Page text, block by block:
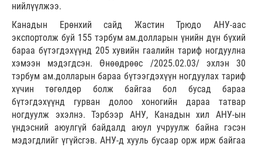
нийлүүлжээ.
Канадын Ерөнхий сайд Жастин Трюдо АНУ-аас
экспортолж буй 155 тэрбум ам.долларын үнийн дүн бүхий
бараа бүтэгдэхүүнд 205 хувийн гаалийн тариф ногдуулна
хэмээн мэдэгдсэн. Өнөөдрөөс /2025.02.03/ эхлэн 30
тэрбум ам.долларын бараа бүтээгдэхүүн ногдуулах тариф
хүчин төгөлдөр болж байгаа бол бусад бараа
бүтэгдэхүүнд гурван долоо хоногийн дараа татвар
ногдуулж эхэлнэ. Тэрбээр АНУ, Канадын хил АНУ-ын
үндэсний аюулгүй байдалд аюул учруулж байна гэсэн
мэдэгдлийг үгүйсгэв. АНУ-д хууль бусаар орж ирж байгаа